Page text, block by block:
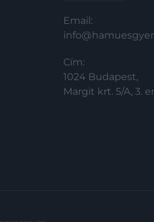
Email:
Cím:
1024 Budapest,
Margit krt. 5/A, 3.